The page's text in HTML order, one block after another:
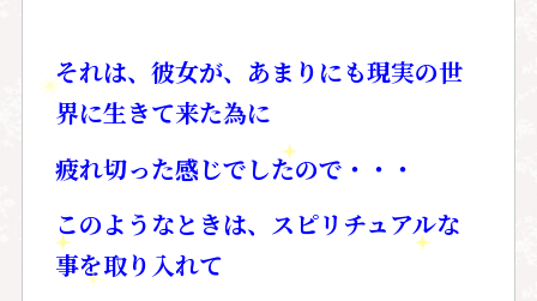
それは、彼女が、あまりにも現実の世
界に生きて来た為に
疲れ切った感じでしたので・・・
このようなときは、スピリチュアルな
事を取り入れて